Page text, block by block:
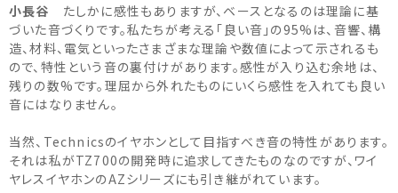
小長谷 たしかに感性もありますが、ベースとなるのは理論に基
づいた音づくりです。私たちが考える「良い音」の95%は、音響、構
造、材料、電気といったさまざまな理論や数値によって示されるも
ので、特性という音の裏付けがあります。感性が入り込む余地は、
残りの数%です。理屈から外れたものにいくら感性を入れても良い
音にはなりません。
当然、Technicsのイヤホンとして目指すべき音の特性があります。
それは私がTZ700の開発時に追求してきたものなのですが、ワイ
ヤレスイヤホンのAZシリーズにも引き継がれています。